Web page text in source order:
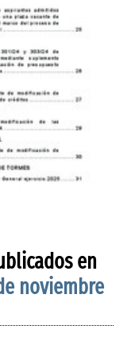
en
noviembre